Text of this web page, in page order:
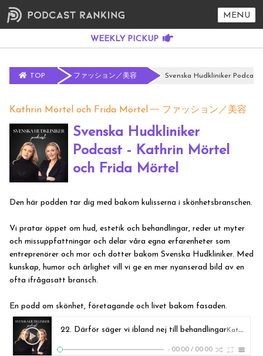
MENU
TOP ファッション／美容 Svenska Hudkliniker
Kathrin Mörtel och Frida Mörtel ファッション／美容
Svenska Hudkliniker
Podcast - Kathrin Mörtel
och Frida Mörtel
Den här podden tar dig med bakom kulisserna i skönhetsbranschen.
Vi pratar öppet om hud, estetik och behandlingar, reder ut myter
och missuppfattningar och delar våra egna erfarenheter som
entreprenörer och mor och dotter bakom Svenska Hudkliniker. Med
kunskap, humor och ärlighet vill vi ge en mer nyanserad bild av en
ofta ifrågasatt bransch.
En podd om skönhet, företagande och livet bakom fasaden.
22. Därför säger vi ibland nej till behandlingarKathrin Mörtel och Frida Mörtel
- 00:00 / 00:00